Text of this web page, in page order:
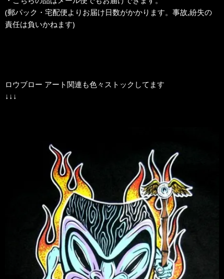
(郵パック・宅配便よりお届け日数がかかります。事故,紛失の
責任は負いかねます)
ロウブロー アート関連も色々ストックしてます
↓↓↓